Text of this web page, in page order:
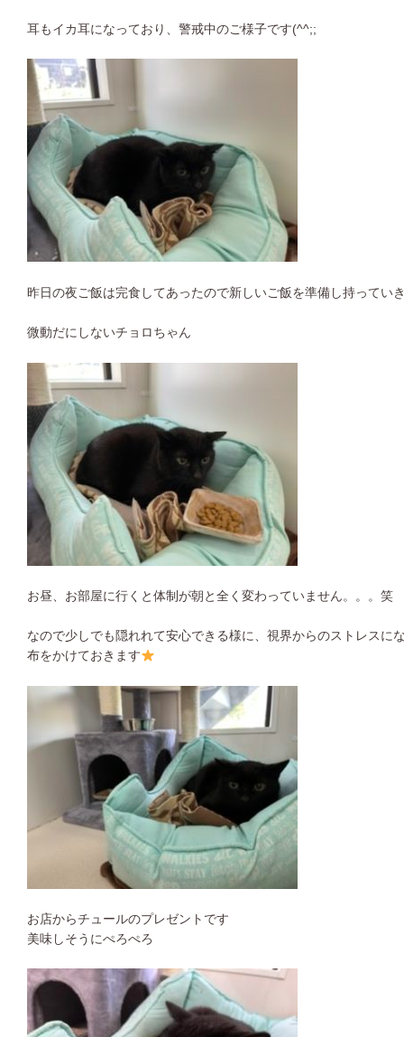
耳もイカ耳になっており、警戒中のご様子です(^^;;
昨日の夜ご飯は完食してあったので新しいご飯を準備し持ってい
微動だにしないチョロちゃん
お昼、お部屋に行くと体制が朝と全く変わっていません。。。笑
なので少しでも隠れれて安心できる様に、視界からのストレスに
布をかけておきます
お店からチュールのプレゼントです
美味しそうにぺろぺろ